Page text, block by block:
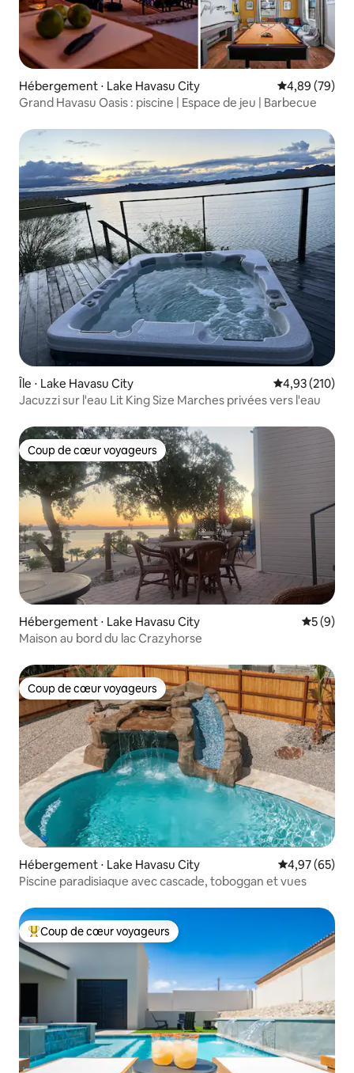
Hébergement ⋅ Lake Havasu City Évaluation
4,89 (79)
Grand Havasu Oasis : piscine | Espace de jeu | Barbecue
Île ⋅ Lake Havasu City Évaluation
4,93 (210)
Jacuzzi sur l'eau Lit King Size Marches privées vers l'eau
Coup de cœur voyageurs
Coup de cœur voyageurs
Hébergement ⋅ Lake Havasu City
5 (9)
Maison au bord du lac Crazyhorse
Coup de cœur voyageurs
Coup de cœur voyageurs
Hébergement ⋅ Lake Havasu City Évaluation
4,97 (65)
Piscine paradisiaque avec cascade, toboggan et vues
Coups de cœur voyageurs les plus appréciés
Coup de cœur voyageurs